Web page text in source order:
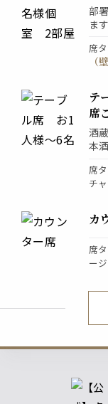
部
ます
ど
席
（
テーブル席 お1人様～6名様仕様のお
席
酒
本
席
チ
席
ージ